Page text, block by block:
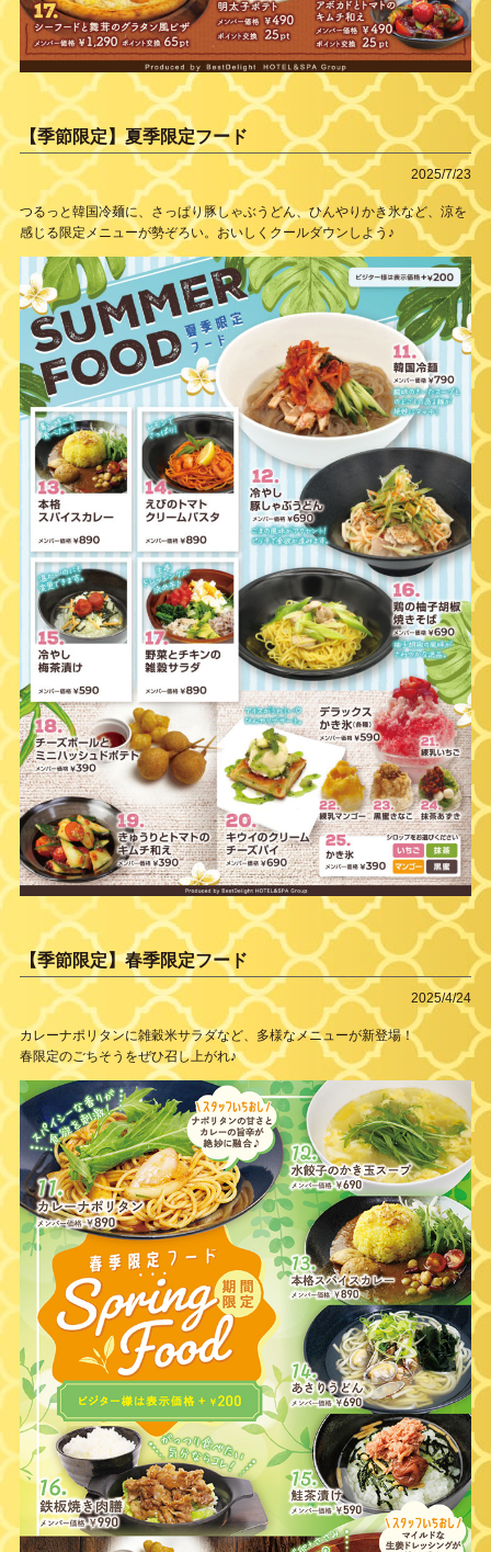
【季節限定】夏季限定フード
2025/7/23
つるっと韓国冷麺に、さっぱり豚しゃぶうどん、ひんやりかき氷など、涼を
感じる限定メニューが勢ぞろい。おいしくクールダウンしよう♪
【季節限定】春季限定フード
2025/4/24
カレーナポリタンに雑穀米サラダなど、多様なメニューが新登場！
春限定のごちそうをぜひ召し上がれ♪